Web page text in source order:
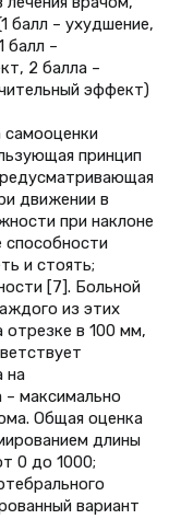
балл – ухудшение,
балл –
2 балла –
эффект)
самооценки
принцип
движении в
при наклоне
способности
и стоять;
[7]. Больной
из этих
отрезке в 100 мм,
на
максимально
Общая оценка
длины
0 до 1000;
вариант